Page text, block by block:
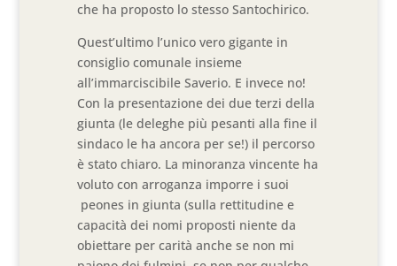
che ha proposto lo stesso Santochirico.
Quest’ultimo l’unico vero gigante in
consiglio comunale insieme
all’immarciscibile Saverio. E invece no!
Con la presentazione dei due terzi della
giunta (le deleghe più pesanti alla fine il
sindaco le ha ancora per se!) il percorso
è stato chiaro. La minoranza vincente ha
voluto con arroganza imporre i suoi
peones in giunta (sulla rettitudine e
capacità dei nomi proposti niente da
obiettare per carità anche se non mi